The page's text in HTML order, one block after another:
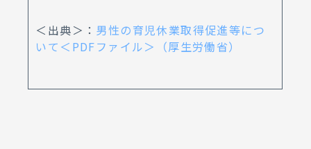
＜出典＞： 男性の育児休業取得促進等につ
いて＜PDFファイル＞（厚生労働省）